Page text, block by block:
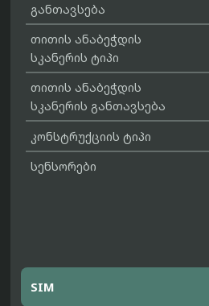
განთავსება
თითის ანაბეჭდის
სკანერის ტიპი
თითის ანაბეჭდის
სკანერის განთავსება
კონსტრუქციის ტიპი
სენსორები
SIM